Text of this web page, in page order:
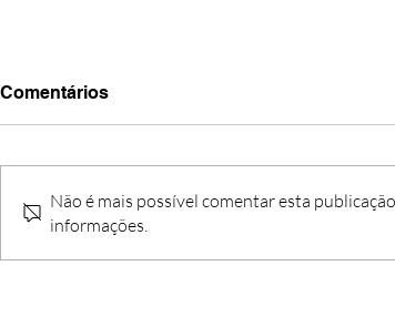
Aviso n.º 41 - 2025/26 -
Comentários
Não é mais possível comentar esta
informações.